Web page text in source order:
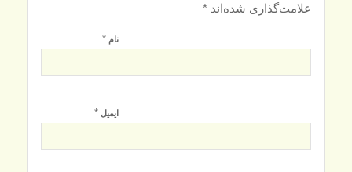
علامت‌گذاری شده‌اند *
نام *
ایمیل *